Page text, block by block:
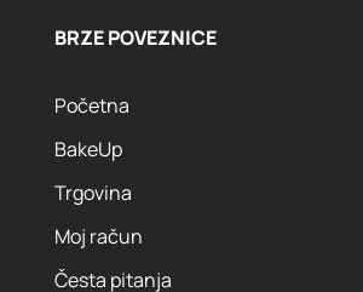
BRZE POVEZNICE
Početna
BakeUp
Trgovina
Moj račun
Česta pitanja